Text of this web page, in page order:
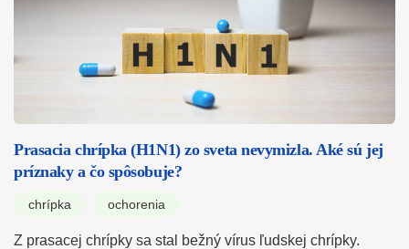
Prasacia chrípka (H1N1) zo sveta nevymizla. Aké sú jej
príznaky a čo spôsobuje?
chrípka ochorenia
Z prasacej chrípky sa stal bežný vírus ľudskej chrípky.